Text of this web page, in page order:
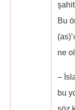
Bu
ne
–
bu